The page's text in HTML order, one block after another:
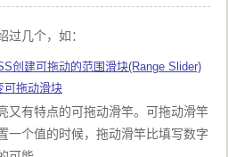
过几个，如：
创建可拖动的范围滑块(Range Slider)
可拖动滑块
又有特点的可拖动滑竿。可拖动滑竿
一个值的时候，拖动滑竿比填写数字